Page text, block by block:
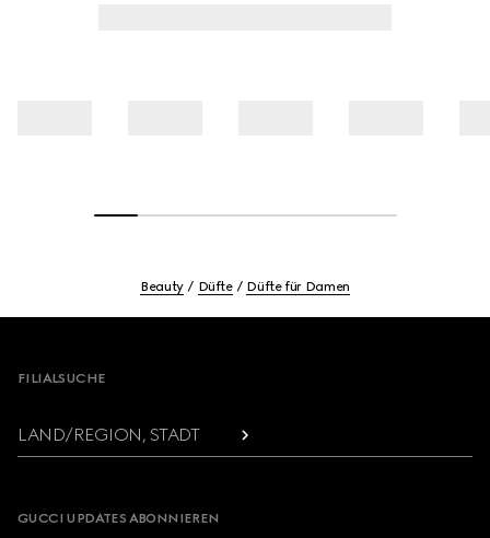
Beauty Düfte Düfte für Damen
FILIALSUCHE
LAND/REGION, STADT
GUCCI UPDATES ABONNIEREN